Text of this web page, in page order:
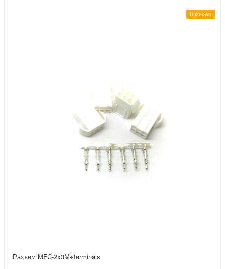
Unknown
Разъем MFC-2x3M+terminals